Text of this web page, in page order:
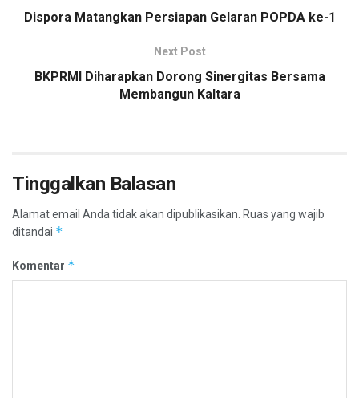
Dispora Matangkan Persiapan Gelaran POPDA ke-1
Next Post
BKPRMI Diharapkan Dorong Sinergitas Bersama
Membangun Kaltara
Tinggalkan Balasan
Alamat email Anda tidak akan dipublikasikan. Ruas yang wajib
ditandai *
Komentar *